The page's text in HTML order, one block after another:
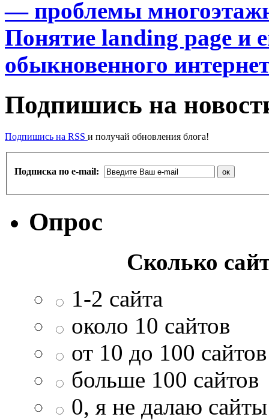
— проблемы
Понятие landing page и
обыкновенного
Подпишись на
Подпишись на RSS и получай обновления блога!
Подписка по e-mail:
Опрос
Сколько
1-2 сайта
около 10 сайтов
от 10 до 100 сайтов
больше 100 сайтов
0, я не далаю сайты